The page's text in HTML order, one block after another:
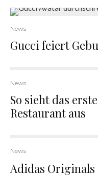
News
Gucci feiert
News
So sieht das
Restaurant aus
News
Adidas